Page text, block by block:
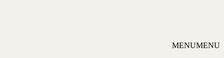
MENUMENU